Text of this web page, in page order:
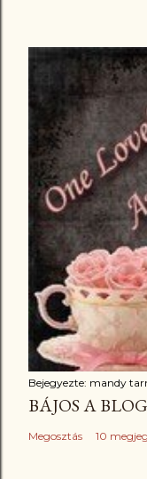
Bejegyezte: mandy
BÁJOS A
Megosztás 10